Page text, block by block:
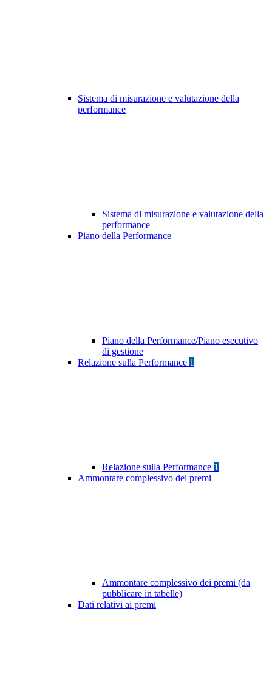
Sistema di misurazione e valutazione della
performance
Sistema di misurazione e valutazione della
performance
Piano della Performance
Piano della Performance/Piano esecutivo
di gestione
Relazione sulla Performance 1
Relazione sulla Performance 1
Ammontare complessivo dei premi
Ammontare complessivo dei premi (da
pubblicare in tabelle)
Dati relativi ai premi